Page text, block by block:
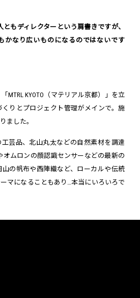
もディレクターという肩書きですが、
かなり広いものになるのではないです
MTRL KYOTO（マテリアル京都）」を立
りとプロジェクト管理がメインで。施
ました。
芸品、北山丸太などの自然素材を調達
オムロンの顔認識センサーなどの最新の
の帆布や西陣織など、ローカルや伝統
マになることもあり…本当にいろいろで